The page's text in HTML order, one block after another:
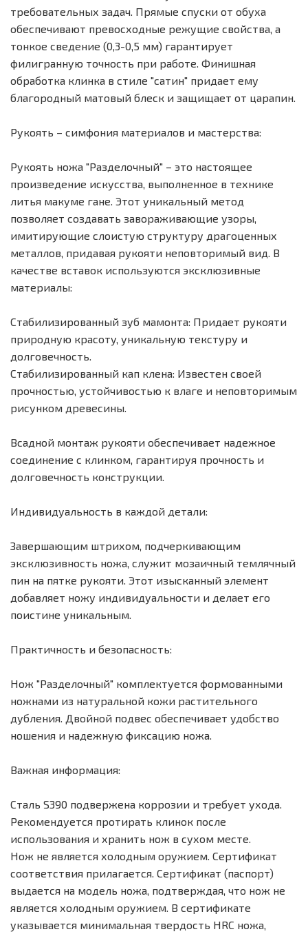
требовательных задач. Прямые спуски от обуха
обеспечивают превосходные режущие свойства, а
тонкое сведение (0,3-0,5 мм) гарантирует
филигранную точность при работе. Финишная
обработка клинка в стиле "сатин" придает ему
благородный матовый блеск и защищает от царапин.
Рукоять – симфония материалов и мастерства:
Рукоять ножа "Разделочный" – это настоящее
произведение искусства, выполненное в технике
литья макуме гане. Этот уникальный метод
позволяет создавать завораживающие узоры,
имитирующие слоистую структуру драгоценных
металлов, придавая рукояти неповторимый вид. В
качестве вставок используются эксклюзивные
материалы:
Стабилизированный зуб мамонта: Придает рукояти
природную красоту, уникальную текстуру и
долговечность.
Стабилизированный кап клена: Известен своей
прочностью, устойчивостью к влаге и неповторимым
рисунком древесины.
Всадной монтаж рукояти обеспечивает надежное
соединение с клинком, гарантируя прочность и
долговечность конструкции.
Индивидуальность в каждой детали:
Завершающим штрихом, подчеркивающим
эксклюзивность ножа, служит мозаичный темлячный
пин на пятке рукояти. Этот изысканный элемент
добавляет ножу индивидуальности и делает его
поистине уникальным.
Практичность и безопасность:
Нож "Разделочный" комплектуется формованными
ножнами из натуральной кожи растительного
дубления. Двойной подвес обеспечивает удобство
ношения и надежную фиксацию ножа.
Важная информация:
Сталь S390 подвержена коррозии и требует ухода.
Рекомендуется протирать клинок после
использования и хранить нож в сухом месте.
Нож не является холодным оружием. Сертификат
соответствия прилагается. Сертификат (паспорт)
выдается на модель ножа, подтверждая, что нож не
является холодным оружием. В сертификате
указывается минимальная твердость HRC ножа,